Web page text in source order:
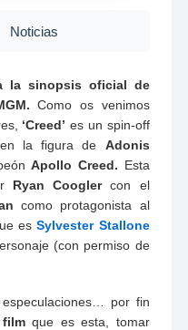
Noticias
la sinopsis oficial de
Como os venimos
‘Creed’ es un spin-off
la figura de Adonis
Apollo Creed. Esta
Ryan Cooglercon el
como protagonista al
esSylvester Stallone
(con permiso de
por fin
que es esta, tomar